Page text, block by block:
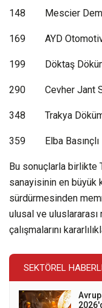
148 Mescier Demir
169 AYD Otomotiv
199 Döktaş
290 Cevher Jant
348 Trakya Döküm
359 Elba Basınçlı
Bu sonuçlarla birlikte
sanayisinin en büyük
sürdürmesinden
ulusal ve uluslararası
çalışmalarını
SEKTÖREL